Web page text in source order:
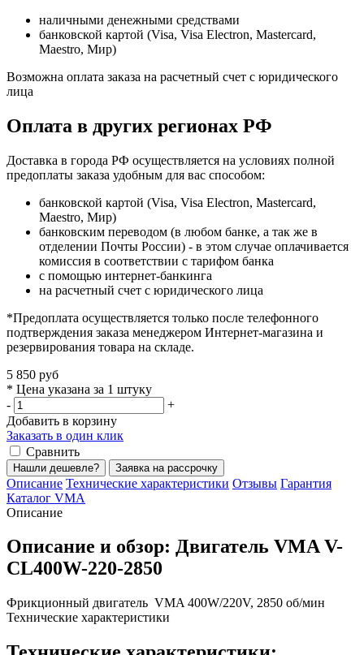
наличными денежными средствами
банковской картой (Visa, Visa Electron, Mastercard,
Maestro, Мир)
Возможна оплата заказа на расчетный счет с юридического
лица
Оплата в других регионах РФ
Доставка в города РФ осуществляется на условиях полной
предоплаты заказа удобным для вас способом:
банковской картой (Visa, Visa Electron, Mastercard,
Maestro, Мир)
банковским переводом (в любом банке, а так же в
отделении Почты России) - в этом случае оплачивается
комиссия в соответствии с тарифом банка
с помощью интернет-банкинга
на расчетный счет с юридического лица
*Предоплата осуществляется только после телефонного
подтверждения заказа менеджером Интернет-магазина и
резервирования товара на складе.
5 850 руб
* Цена указана за 1 штуку
-
+
Добавить в корзину
Заказать в один клик
Сравнить
Нашли дешевле? Заявка на рассрочку
Описание Технические характеристики Отзывы Гарантия
Каталог VMA
Описание
Описание и обзор: Двигатель VMA V-
CL400W-220-2850
Фрикционный двигатель VMA 400W/220V, 2850 об/мин
Технические характеристики